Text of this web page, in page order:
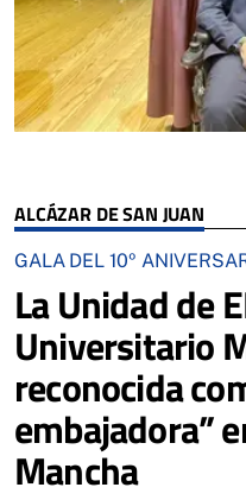
ALCÁZAR DE SAN JUAN
GALA DEL 10º
La Unidad de
Universitario
reconocida
embajadora”
Mancha